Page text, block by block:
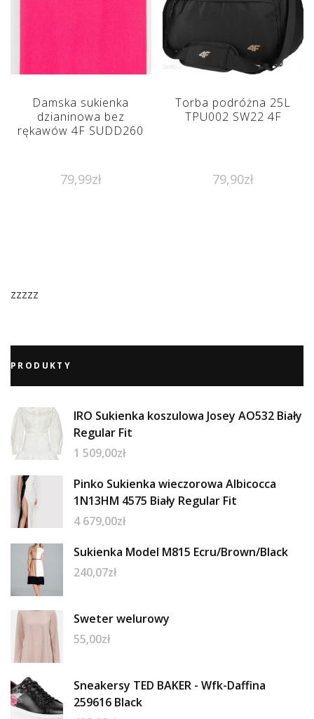
Damska sukienka
dzianinowa bez
rękawów 4F SUDD260
79,99zł
Torba podróżna 25L
TPU002 SW22 4F
79,90zł
zzzzz
PRODUKTY
IRO Sukienka koszulowa Josey AO532 Biały
Regular Fit
1 509,00zł
Pinko Sukienka wieczorowa Albicocca
1N13HM 4575 Biały Regular Fit
4 679,00zł
Sukienka Model M815 Ecru/Brown/Black
240,07zł
Sweter welurowy
55,00zł
Sneakersy TED BAKER - Wfk-Daffina
259616 Black